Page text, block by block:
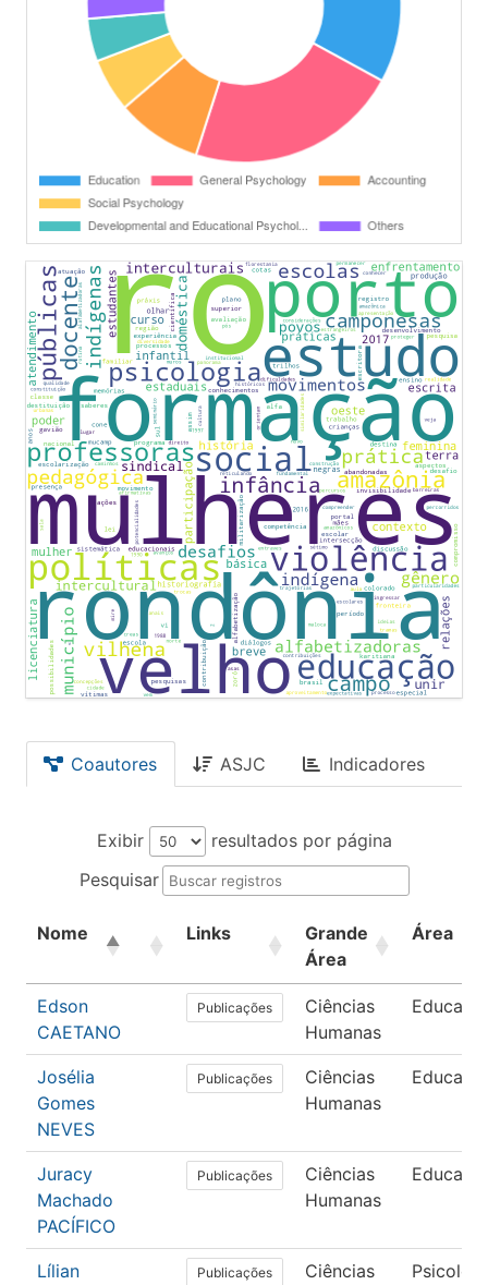
Coautores ASJC Indicadores
Exibir
resultados por página
Pesquisar
Nome Links
Grande
Área
Área
Edson
CAETANO
Publicações
Ciências
Humanas
Josélia
Gomes
NEVES
Publicações
Ciências
Humanas
Juracy
Machado
PACÍFICO
Publicações
Ciências
Humanas
Lílian
Publicações
Ciências